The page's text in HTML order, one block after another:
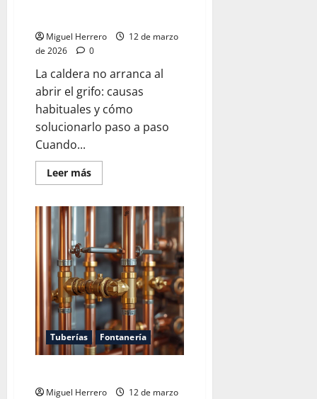
Miguel Herrero
12 de marzo
de 2026
0
La caldera no arranca al
abrir el grifo: causas
habituales y cómo
solucionarlo paso a paso
Cuando...
Leer másLeer
más
La
arranca
al
abrir
el
grifo
Tuberías Fontanería
Miguel Herrero
12 de marzo